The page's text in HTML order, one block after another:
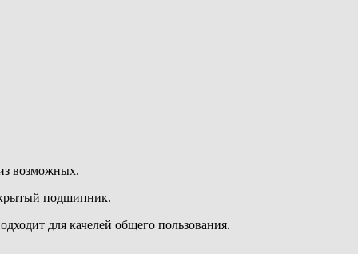
возможных.
подшипник.
для качелей общего пользования.